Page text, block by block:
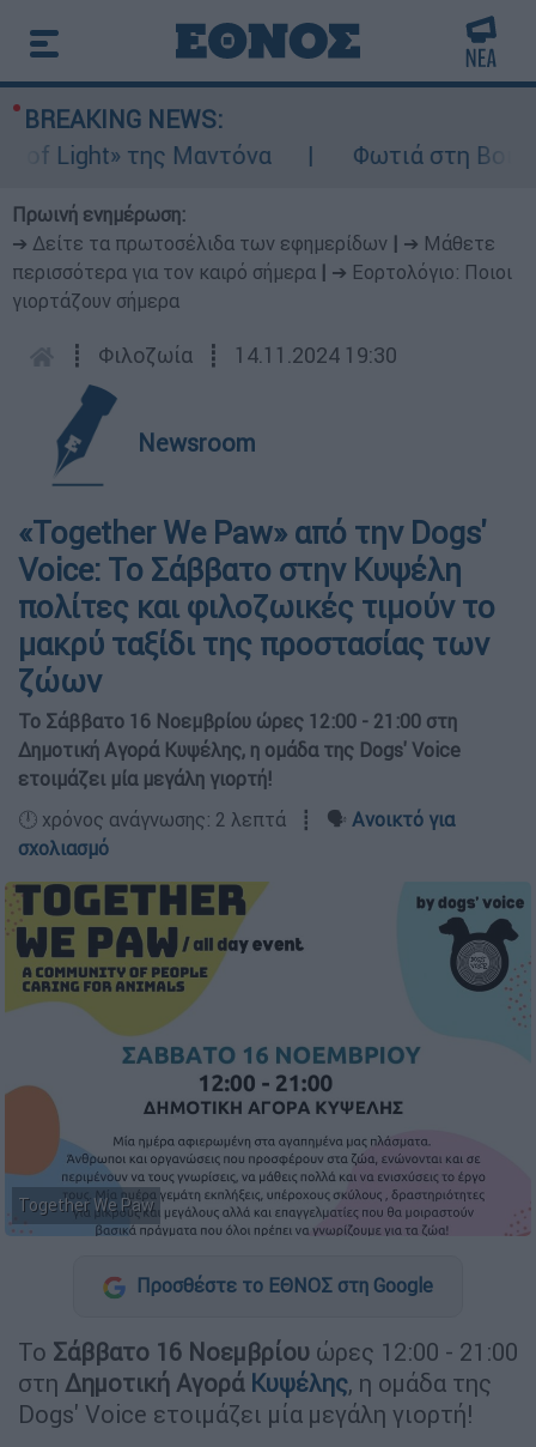
BREAKING NEWS:
Light» της Μαντόνα
Φωτιά στη Βοιωτία:
Πρωινή ενημέρωση:
➔ Δείτε τα πρωτοσέλιδα των εφημερίδων
➔ Μάθετε
περισσότερα για τον καιρό σήμερα
➔ Εορτολόγιο: Ποιοι
γιορτάζουν σήμερα
┋ Φιλοζωία ┋ 14.11.2024 19:30
Newsroom
«Together We Paw» από την Dogs'
Voice: Το Σάββατο στην Κυψέλη
πολίτες και φιλοζωικές τιμούν το
μακρύ ταξίδι της προστασίας των
ζώων
Το Σάββατο 16 Νοεμβρίου ώρες 12:00 - 21:00 στη
Δημοτική Αγορά Κυψέλης, η ομάδα της Dogs' Voice
ετοιμάζει μία μεγάλη γιορτή!
🕛 χρόνος ανάγνωσης: 2 λεπτά ┋ 🗣️ Ανοικτό για
σχολιασμό
Together We Paw
Προσθέστε το ΕΘΝΟΣ στη Google
Το Σάββατο 16 Νοεμβρίου ώρες 12:00 - 21:00
στη Δημοτική Αγορά Κυψέλης, η ομάδα της
Dogs' Voice ετοιμάζει μία μεγάλη γιορτή!